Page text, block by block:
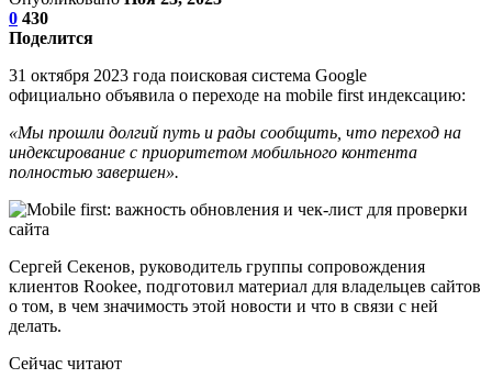
0 430
Поделится
31 октября 2023 года поисковая система Google
официально объявила о переходе на mobile first индексацию:
«Мы прошли долгий путь и рады сообщить, что переход на
индексирование с приоритетом мобильного контента
полностью завершен».
Сергей Секенов, руководитель группы сопровождения
клиентов Rookee, подготовил материал для владельцев сайтов
о том, в чем значимость этой новости и что в связи с ней
делать.
Сейчас читают